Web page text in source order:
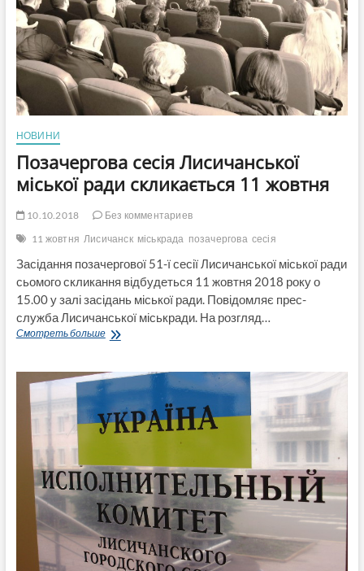
НОВИНИ
Позачергова сесія Лисичанської
міської ради скликається 11 жовтня
10.10.2018
Без комментариев
11 жовтня Лисичанск міськрада позачергова сесія
Засідання позачергової 51-ї сесії Лисичанської міської ради
сьомого скликання відбудеться 11 жовтня 2018 року о
15.00 у залі засідань міської ради. Повідомляє прес-
служба Лисичанської міськради. На розгляд…
Смотреть большеПозачергова
міської
ради
скликається
11
жовтня